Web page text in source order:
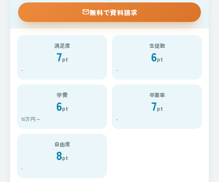
mail無料で資料請求
満足度
7pt
-
生徒数
6pt
-
学費
6pt
10万円～
卒業率
7pt
-
自由度
8pt
-